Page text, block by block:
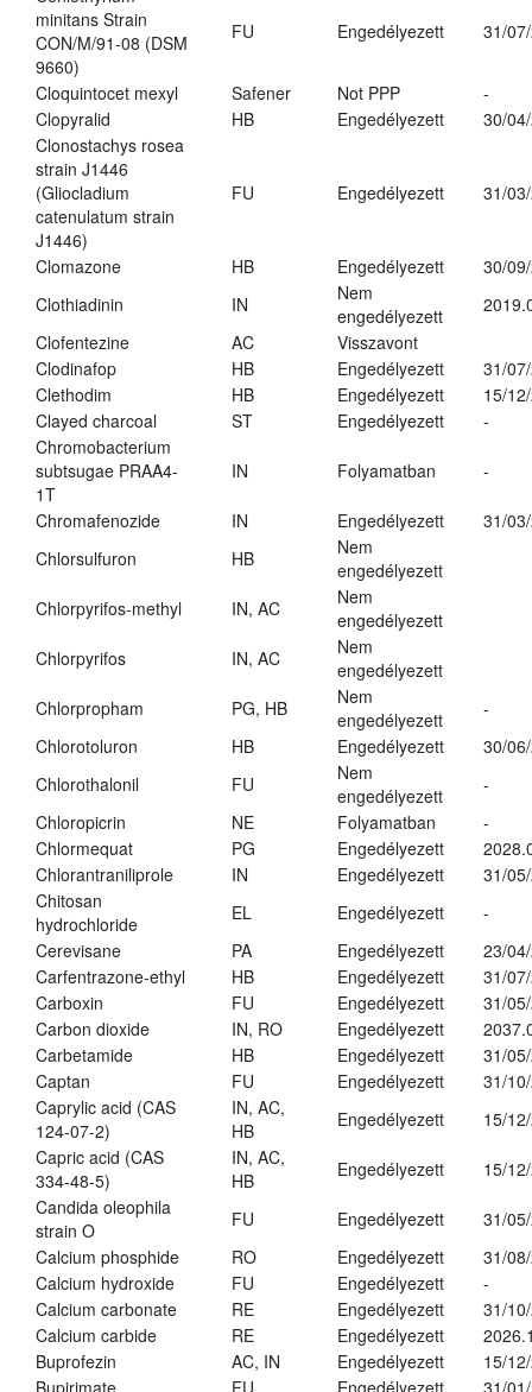
minitans Strain
CON/M/91-08 (DSM
9660)
FU Engedélyezett 31/
Cloquintocet mexyl Safener Not PPP
-
Clopyralid
HB Engedélyezett
30/
Clonostachys rosea
strain J1446
(Gliocladium
catenulatum strain
J1446)
FU Engedélyezett 31/
Clomazone HB Engedélyezett
30/
Clothiadinin
IN
Nem
engedélyezett
Clofentezine
AC
Visszavont
Clodinafop
HB Engedélyezett
31/
Clethodim
HB Engedélyezett
15/
Clayed charcoal
ST Engedélyezett
-
Chromobacterium
subtsugae PRAA4-
1T
IN Folyamatban -
Chromafenozide IN Engedélyezett
31/
Chlorsulfuron
HB
Nem
engedélyezett
Chlorpyrifos-methyl
IN, AC
Nem
engedélyezett
Chlorpyrifos
IN, AC
Nem
engedélyezett
Chlorpropham
PG, HB
Nem
engedélyezett
-
Chlorotoluron
HB Engedélyezett
30/
Chlorothalonil
FU
Nem
engedélyezett
-
Chloropicrin
NE Folyamatban
-
Chlormequat
PG Engedélyezett
Chlorantraniliprole
IN Engedélyezett
31/
Chitosan
hydrochloride
EL Engedélyezett
-
Cerevisane
PA Engedélyezett
23/
Carfentrazone-ethyl
HB Engedélyezett
31/
Carboxin
FU Engedélyezett
31/
Carbon dioxide
IN, RO Engedélyezett
Carbetamide
HB Engedélyezett
31/
Captan
FU Engedélyezett
31/
Caprylic acid (CAS
124-07-2)
IN, AC,
HB
Engedélyezett
15/
Capric acid (CAS
334-48-5)
IN, AC,
HB
Engedélyezett
15/
Candida oleophila
strain O
FU Engedélyezett
31/
Calcium phosphide
RO Engedélyezett
31/
Calcium hydroxide
FU Engedélyezett
-
Calcium carbonate
RE Engedélyezett
31/
Calcium carbide
RE Engedélyezett
Buprofezin
AC, IN Engedélyezett
15/